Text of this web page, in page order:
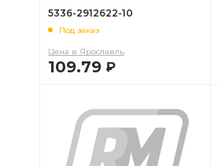
5336-2912622-10
Под заказ
Цена в Ярославль
109.79 Р